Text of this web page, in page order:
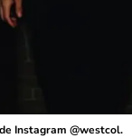
Instagram @westcol.